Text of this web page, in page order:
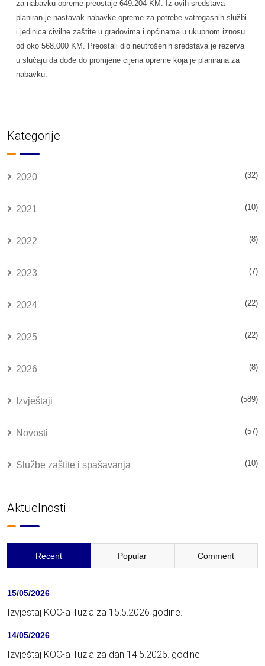
za nabavku opreme preostaje 649.204 KM. Iz ovih sredstava
planiran je nastavak nabavke opreme za potrebe vatrogasnih službi
i jedinica civilne zaštite u gradovima i općinama u ukupnom iznosu
od oko 568.000 KM. Preostali dio neutrošenih sredstava je rezerva
u slučaju da dođe do promjene cijena opreme koja je planirana za
nabavku.
Kategorije
2020 (32)
2021 (10)
2022 (8)
2023 (7)
2024 (22)
2025 (22)
2026 (8)
Izvještaji (589)
Novosti (57)
Službe zaštite i spašavanja (10)
Aktuelnosti
Recent Popular Comment
15/05/2026
Izvjestaj KOC-a Tuzla za 15.5.2026 godine.
14/05/2026
Izvještaj KOC-a Tuzla za dan 14.5.2026. godine